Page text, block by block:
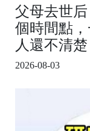
父母去世
個時間點
人還不清楚
2026-08-03